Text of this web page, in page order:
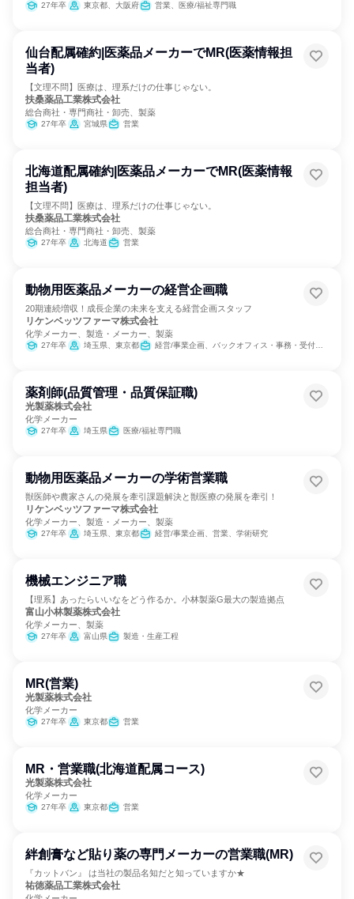
27年卒 東京都、大阪府 営業、医療/福祉専門職
仙台配属確約|医薬品メーカーでMR(医薬情報担
当者)
【文理不問】医療は、理系だけの仕事じゃない。
扶桑薬品工業株式会社
総合商社・専門商社・卸売、製薬
27年卒 宮城県 営業
北海道配属確約|医薬品メーカーでMR(医薬情報
担当者)
【文理不問】医療は、理系だけの仕事じゃない。
扶桑薬品工業株式会社
総合商社・専門商社・卸売、製薬
27年卒 北海道 営業
動物用医薬品メーカーの経営企画職
20期連続増収！成長企業の未来を支える経営企画スタッフ
リケンベッツファーマ株式会社
化学メーカー、製造・メーカー、製薬
27年卒 埼玉県、東京都 経営/事業企画、バックオフィス・事務・受付、SCM/生産管理/購買/物流、経理/税務/財務、人事、総務、広報/IR、マーケティング・広告・宣伝、カスタマーサポート/コールセンター
薬剤師(品質管理・品質保証職)
光製薬株式会社
化学メーカー
27年卒 埼玉県 医療/福祉専門職
動物用医薬品メーカーの学術営業職
獣医師や農家さんの発展を牽引課題解決と獣医療の発展を牽引！
リケンベッツファーマ株式会社
化学メーカー、製造・メーカー、製薬
27年卒 埼玉県、東京都 経営/事業企画、営業、学術研究
機械エンジニア職
【理系】あったらいいなをどう作るか。小林製薬G最大の製造拠点
富山小林製薬株式会社
化学メーカー、製薬
27年卒 富山県 製造・生産工程
MR(営業)
光製薬株式会社
化学メーカー
27年卒 東京都 営業
MR・営業職(北海道配属コース)
光製薬株式会社
化学メーカー
27年卒 東京都 営業
絆創膏など貼り薬の専門メーカーの営業職(MR)
『カットバン』 は当社の製品名知だと知っていますか★
祐徳薬品工業株式会社